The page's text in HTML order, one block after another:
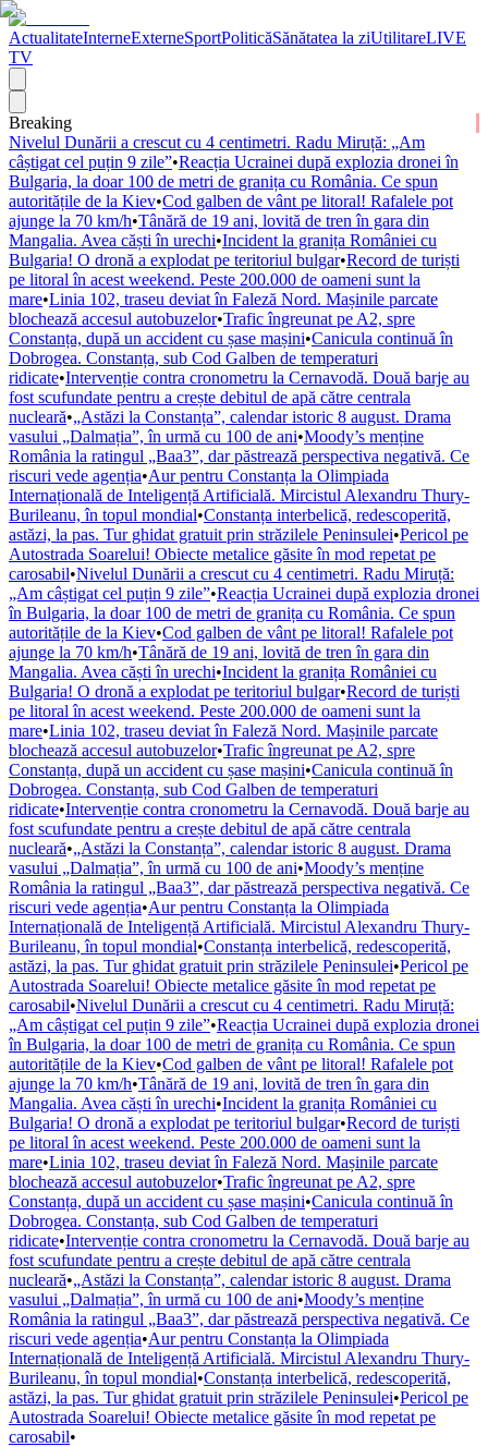
ActualitateInterneExterneSportPoliticăSănătatea la ziUtilitareLIVE
TV
Breaking
Nivelul Dunării a crescut cu 4 centimetri. Radu Miruță: „Am
câștigat cel puțin 9 zile”•Reacția Ucrainei după explozia dronei în
Bulgaria, la doar 100 de metri de granița cu România. Ce spun
autoritățile de la Kiev•Cod galben de vânt pe litoral! Rafalele pot
ajunge la 70 km/h•Tânără de 19 ani, lovită de tren în gara din
Mangalia. Avea căști în urechi•Incident la granița României cu
Bulgaria! O dronă a explodat pe teritoriul bulgar•Record de turiști
pe litoral în acest weekend. Peste 200.000 de oameni sunt la
mare•Linia 102, traseu deviat în Faleză Nord. Mașinile parcate
blochează accesul autobuzelor•Trafic îngreunat pe A2, spre
Constanța, după un accident cu șase mașini•Canicula continuă în
Dobrogea. Constanța, sub Cod Galben de temperaturi
ridicate•Intervenție contra cronometru la Cernavodă. Două barje au
fost scufundate pentru a crește debitul de apă către centrala
nucleară•„Astăzi la Constanța”, calendar istoric 8 august. Drama
vasului „Dalmația”, în urmă cu 100 de ani•Moody’s menține
România la ratingul „Baa3”, dar păstrează perspectiva negativă. Ce
riscuri vede agenția•Aur pentru Constanța la Olimpiada
Internațională de Inteligență Artificială. Mircistul Alexandru Thury-
Burileanu, în topul mondial•Constanța interbelică, redescoperită,
astăzi, la pas. Tur ghidat gratuit prin străzilele Peninsulei•Pericol pe
Autostrada Soarelui! Obiecte metalice găsite în mod repetat pe
carosabil•Nivelul Dunării a crescut cu 4 centimetri. Radu Miruță:
„Am câștigat cel puțin 9 zile”•Reacția Ucrainei după explozia dronei
în Bulgaria, la doar 100 de metri de granița cu România. Ce spun
autoritățile de la Kiev•Cod galben de vânt pe litoral! Rafalele pot
ajunge la 70 km/h•Tânără de 19 ani, lovită de tren în gara din
Mangalia. Avea căști în urechi•Incident la granița României cu
Bulgaria! O dronă a explodat pe teritoriul bulgar•Record de turiști
pe litoral în acest weekend. Peste 200.000 de oameni sunt la
mare•Linia 102, traseu deviat în Faleză Nord. Mașinile parcate
blochează accesul autobuzelor•Trafic îngreunat pe A2, spre
Constanța, după un accident cu șase mașini•Canicula continuă în
Dobrogea. Constanța, sub Cod Galben de temperaturi
ridicate•Intervenție contra cronometru la Cernavodă. Două barje au
fost scufundate pentru a crește debitul de apă către centrala
nucleară•„Astăzi la Constanța”, calendar istoric 8 august. Drama
vasului „Dalmația”, în urmă cu 100 de ani•Moody’s menține
România la ratingul „Baa3”, dar păstrează perspectiva negativă. Ce
riscuri vede agenția•Aur pentru Constanța la Olimpiada
Internațională de Inteligență Artificială. Mircistul Alexandru Thury-
Burileanu, în topul mondial•Constanța interbelică, redescoperită,
astăzi, la pas. Tur ghidat gratuit prin străzilele Peninsulei•Pericol pe
Autostrada Soarelui! Obiecte metalice găsite în mod repetat pe
carosabil•Nivelul Dunării a crescut cu 4 centimetri. Radu Miruță:
„Am câștigat cel puțin 9 zile”•Reacția Ucrainei după explozia dronei
în Bulgaria, la doar 100 de metri de granița cu România. Ce spun
autoritățile de la Kiev•Cod galben de vânt pe litoral! Rafalele pot
ajunge la 70 km/h•Tânără de 19 ani, lovită de tren în gara din
Mangalia. Avea căști în urechi•Incident la granița României cu
Bulgaria! O dronă a explodat pe teritoriul bulgar•Record de turiști
pe litoral în acest weekend. Peste 200.000 de oameni sunt la
mare•Linia 102, traseu deviat în Faleză Nord. Mașinile parcate
blochează accesul autobuzelor•Trafic îngreunat pe A2, spre
Constanța, după un accident cu șase mașini•Canicula continuă în
Dobrogea. Constanța, sub Cod Galben de temperaturi
ridicate•Intervenție contra cronometru la Cernavodă. Două barje au
fost scufundate pentru a crește debitul de apă către centrala
nucleară•„Astăzi la Constanța”, calendar istoric 8 august. Drama
vasului „Dalmația”, în urmă cu 100 de ani•Moody’s menține
România la ratingul „Baa3”, dar păstrează perspectiva negativă. Ce
riscuri vede agenția•Aur pentru Constanța la Olimpiada
Internațională de Inteligență Artificială. Mircistul Alexandru Thury-
Burileanu, în topul mondial•Constanța interbelică, redescoperită,
astăzi, la pas. Tur ghidat gratuit prin străzilele Peninsulei•Pericol pe
Autostrada Soarelui! Obiecte metalice găsite în mod repetat pe
carosabil•